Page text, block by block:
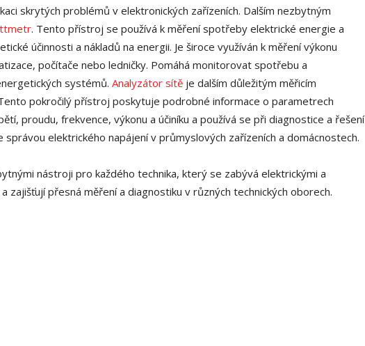
skrytých problémů v elektronických zařízeních. Dalším nezbytným
. Tento přístroj se používá k měření spotřeby elektrické energie a
účinnosti a nákladů na energii. Je široce využíván k měření výkonu
počítače nebo ledničky. Pomáhá monitorovat spotřebu a
systémů. Analyzátor sítě je dalším důležitým měřicím
pokročilý přístroj poskytuje podrobné informace o parametrech
proudu, frekvence, výkonu a účiníku a používá se při diagnostice a řešení
elektrického napájení v průmyslových zařízeních a domácnostech.
nástroji pro každého technika, který se zabývá elektrickými a
zajišťují přesná měření a diagnostiku v různých technických oborech.